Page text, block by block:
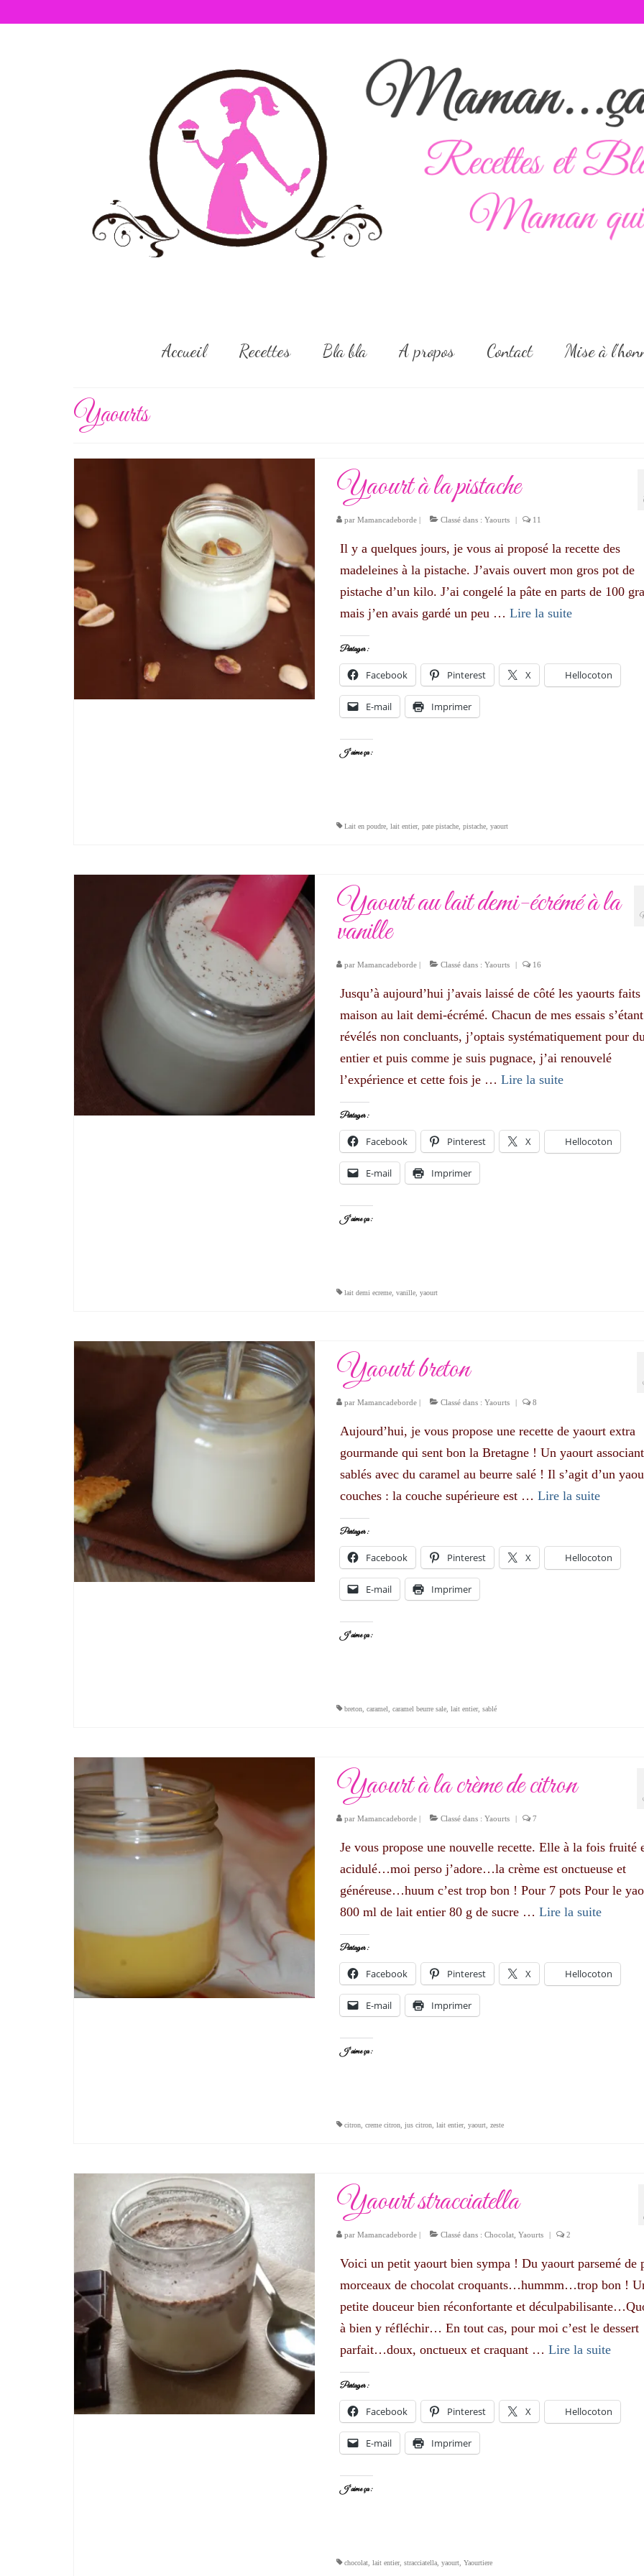
Accueil Recettes Bla bla A propos Contact Mise à
Yaourts
Yaourt à la pistache
par Mamancadeborde| Classé dans : Yaourts 11
Il y a quelques jours, je vous ai proposé la recette des
madeleines à la pistache. J’avais ouvert mon gros pot de
pistache d’un kilo. J’ai congelé la pâte en parts de 100
mais j’en avais gardé un peu … Lire la suite­­
Partager :
Facebook Pinterest X Hellocoton
E-mail Imprimer
J’aime ça :
Lait en poudre, lait entier, pate pistache, pistache, yaourt
Yaourt au lait demi-écrémé à la
vanille
par Mamancadeborde| Classé dans : Yaourts 16
Jusqu’à aujourd’hui j’avais laissé de côté les yaourts faits
maison au lait demi-écrémé. Chacun de mes essais s’étant
révélés non concluants, j’optais systématiquement pour
entier et puis comme je suis pugnace, j’ai renouvelé
l’expérience et cette fois je … Lire la suite­­
Partager :
Facebook Pinterest X Hellocoton
E-mail Imprimer
J’aime ça :
lait demi ecreme, vanille, yaourt
Yaourt breton
par Mamancadeborde| Classé dans : Yaourts 8
Aujourd’hui, je vous propose une recette de yaourt extra
gourmande qui sent bon la Bretagne ! Un yaourt
sablés avec du caramel au beurre salé ! Il s’agit d’un
couches : la couche supérieure est … Lire la suite­­
Partager :
Facebook Pinterest X Hellocoton
E-mail Imprimer
J’aime ça :
breton, caramel, caramel beurre sale, lait entier, sablé
Yaourt à la crème de citron
par Mamancadeborde| Classé dans : Yaourts 7
Je vous propose une nouvelle recette. Elle à la fois fruité
acidulé…moi perso j’adore…la crème est onctueuse et
généreuse…huum c’est trop bon ! Pour 7 pots Pour le
800 ml de lait entier 80 g de sucre … Lire la suite­­
Partager :
Facebook Pinterest X Hellocoton
E-mail Imprimer
J’aime ça :
citron, creme citron, jus citron, lait entier, yaourt, zeste
Yaourt stracciatella
par Mamancadeborde| Classé dans : Chocolat, Yaourts 2
Voici un petit yaourt bien sympa ! Du yaourt parsemé de
morceaux de chocolat croquants…hummm…trop bon !
petite douceur bien réconfortante et
à bien y réfléchir… En tout cas, pour moi c’est le dessert
parfait…doux, onctueux et craquant … Lire la suite­­
Partager :
Facebook Pinterest X Hellocoton
E-mail Imprimer
J’aime ça :
chocolat, lait entier, stracciatella, yaourt, Yaourtiere